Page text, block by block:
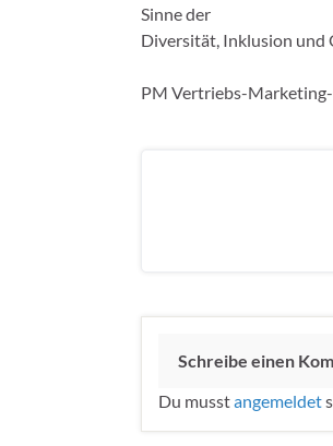
Sinne der
Diversität, Inklusion und
PM Vertriebs-
Schreibe einen
Du musstangemeldet